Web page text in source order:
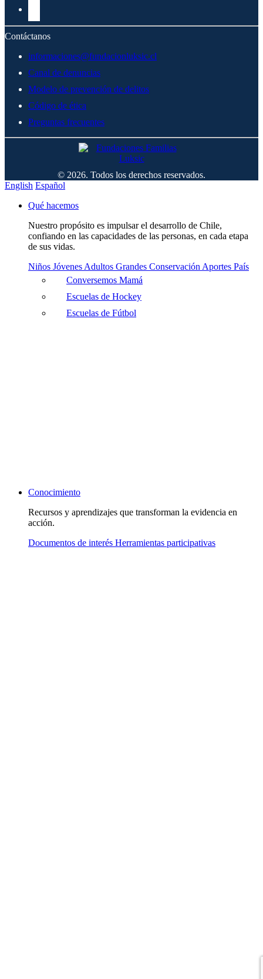
Contáctanos
informaciones@fundacionluksic.cl
Canal de denuncias
Modelo de prevención de delitos
Código de ética
Preguntas frecuentes
© 2026. Todos los derechos reservados.
English Español
Qué hacemos
Nuestro propósito es impulsar el desarrollo de Chile,
confiando en las capacidades de las personas, en cada etapa
de sus vidas.
Niños Jóvenes Adultos Grandes Conservación Aportes País
Conversemos Mamá
Escuelas de Hockey
Escuelas de Fútbol
Conocimiento
Recursos y aprendizajes que transforman la evidencia en
acción.
Documentos de interés Herramientas participativas